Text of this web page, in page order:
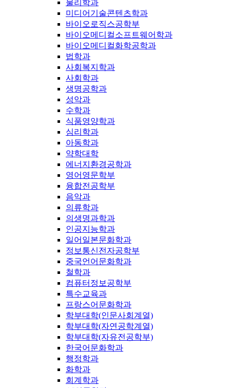
물리학과
미디어기술콘텐츠학과
바이오로직스공학부
바이오메디컬소프트웨어학과
바이오메디컬화학공학과
법학과
사회복지학과
사회학과
생명공학과
성악과
수학과
식품영양학과
심리학과
아동학과
약학대학
에너지환경공학과
영어영문학부
융합전공학부
음악과
의류학과
의생명과학과
인공지능학과
일어일본문화학과
정보통신전자공학부
중국언어문화학과
철학과
컴퓨터정보공학부
특수교육과
프랑스어문화학과
학부대학(인문사회계열)
학부대학(자연공학계열)
학부대학(자유전공학부)
한국어문화학과
행정학과
화학과
회계학과